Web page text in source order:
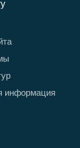
информация